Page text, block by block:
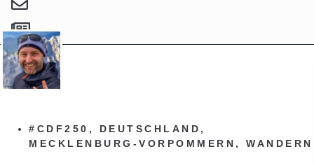
#CDF250 , DEUTSCHLAND ,
MECKLENBURG-VORPOMMERN , WANDERN